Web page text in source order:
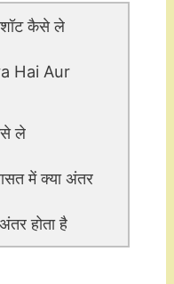
कैसे ले
Hai Aur
ले
में क्या अंतर
होता है